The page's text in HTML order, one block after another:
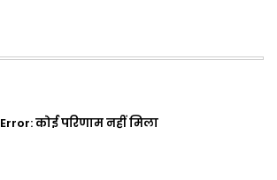
Error:कोई परिणाम नहीं मिला